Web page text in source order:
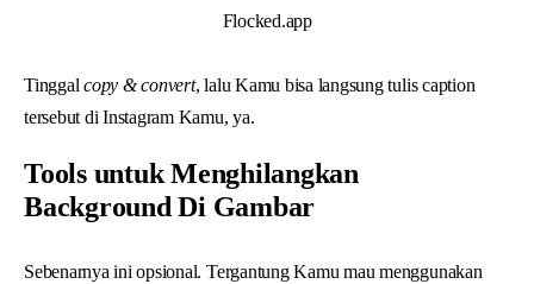
Flocked.app
Tinggalcopy & convert, lalu Kamu bisa langsung tulis caption
tersebut di Instagram Kamu, ya.
Tools untuk Menghilangkan
Background Di Gambar
Sebenarnya ini opsional. Tergantung Kamu mau menggunakan